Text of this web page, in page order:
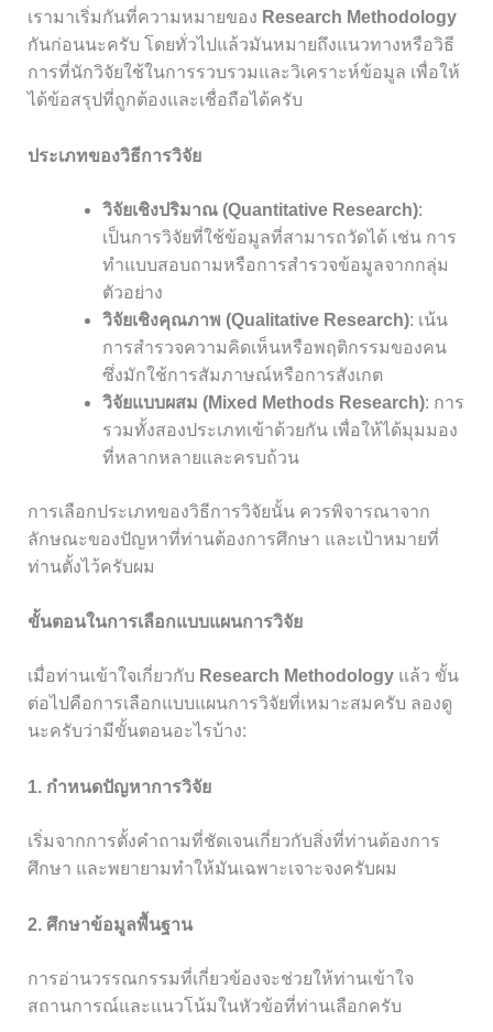
เรามาเริ่มกันที่ความหมายของ Research Methodology
กันก่อนนะครับ โดยทั่วไปแล้วมันหมายถึงแนวทางหรือวิธี
การที่นักวิจัยใช้ในการรวบรวมและวิเคราะห์ข้อมูล เพื่อให้
ได้ข้อสรุปที่ถูกต้องและเชื่อถือได้ครับ
ประเภทของวิธีการวิจัย
วิจัยเชิงปริมาณ (Quantitative Research):
เป็นการวิจัยที่ใช้ข้อมูลที่สามารถวัดได้ เช่น การ
ทำแบบสอบถามหรือการสำรวจข้อมูลจากกลุ่ม
ตัวอย่าง
วิจัยเชิงคุณภาพ (Qualitative Research): เน้น
การสำรวจความคิดเห็นหรือพฤติกรรมของคน
ซึ่งมักใช้การสัมภาษณ์หรือการสังเกต
วิจัยแบบผสม (Mixed Methods Research): การ
รวมทั้งสองประเภทเข้าด้วยกัน เพื่อให้ได้มุมมอง
ที่หลากหลายและครบถ้วน
การเลือกประเภทของวิธีการวิจัยนั้น ควรพิจารณาจาก
ลักษณะของปัญหาที่ท่านต้องการศึกษา และเป้าหมายที่
ท่านตั้งไว้ครับผม
ขั้นตอนในการเลือกแบบแผนการวิจัย
เมื่อท่านเข้าใจเกี่ยวกับ Research Methodologyแล้ว ขั้น
ต่อไปคือการเลือกแบบแผนการวิจัยที่เหมาะสมครับ ลองดู
นะครับว่ามีขั้นตอนอะไรบ้าง:
1. กำหนดปัญหาการวิจัย
เริ่มจากการตั้งคำถามที่ชัดเจนเกี่ยวกับสิ่งที่ท่านต้องการ
ศึกษา และพยายามทำให้มันเฉพาะเจาะจงครับผม
2. ศึกษาข้อมูลพื้นฐาน
การอ่านวรรณกรรมที่เกี่ยวข้องจะช่วยให้ท่านเข้าใจ
สถานการณ์และแนวโน้มในหัวข้อที่ท่านเลือกครับ